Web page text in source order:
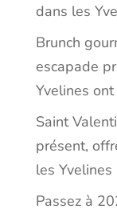
dans les
Brunch
escapade
Yvelines
Saint
présent,
les Yvelines
Passez à